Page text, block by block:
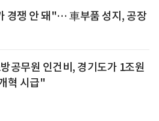
경쟁 안 돼"… 車부품 성지, 공장
공무원 인건비, 경기도가 1조원
혁 시급"